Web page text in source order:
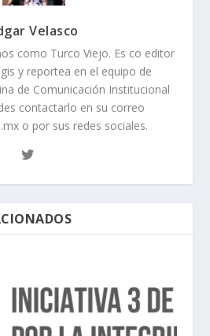
Velasco
como Turco Viejo. Es co editor
y reportea en el equipo de
de Comunicación Institucional
contactarlo en su correo
o por sus redes sociales.